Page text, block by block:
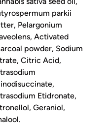
parkii
Pelargonium
Activated
powder, Sodium
Citric Acid,
Etidronate,
Geraniol,